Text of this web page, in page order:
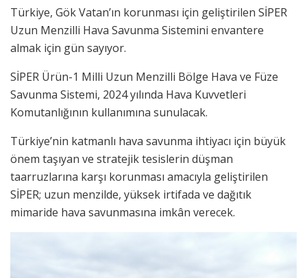
Türkiye, Gök Vatan’ın korunması için geliştirilen SİPER
Uzun Menzilli Hava Savunma Sistemini envantere
almak için gün sayıyor.
SİPER Ürün-1 Milli Uzun Menzilli Bölge Hava ve Füze
Savunma Sistemi, 2024 yılında Hava Kuvvetleri
Komutanlığının kullanımına sunulacak.
Türkiye’nin katmanlı hava savunma ihtiyacı için büyük
önem taşıyan ve stratejik tesislerin düşman
taarruzlarına karşı korunması amacıyla geliştirilen
SİPER; uzun menzilde, yüksek irtifada ve dağıtık
mimaride hava savunmasına imkân verecek.